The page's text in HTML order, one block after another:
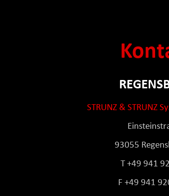
STRUNZ & STRUNZ
93055
T +49 941
F +49 941